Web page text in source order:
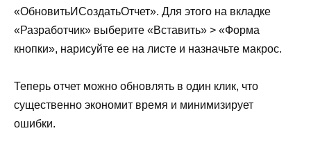
«ОбновитьИСоздатьОтчет». Для этого на вкладке
«Разработчик» выберите «Вставить» > «Форма
кнопки», нарисуйте ее на листе и назначьте макрос.
Теперь отчет можно обновлять в один клик, что
существенно экономит время и минимизирует
ошибки.